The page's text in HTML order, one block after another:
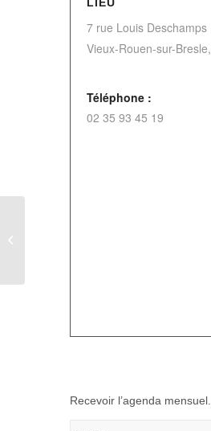
7 rue Louis Deschamps
Vieux-Rouen-sur-Bresle,
Téléphone :
02 35 93 45 19
Recevoir l’agenda mensuel.